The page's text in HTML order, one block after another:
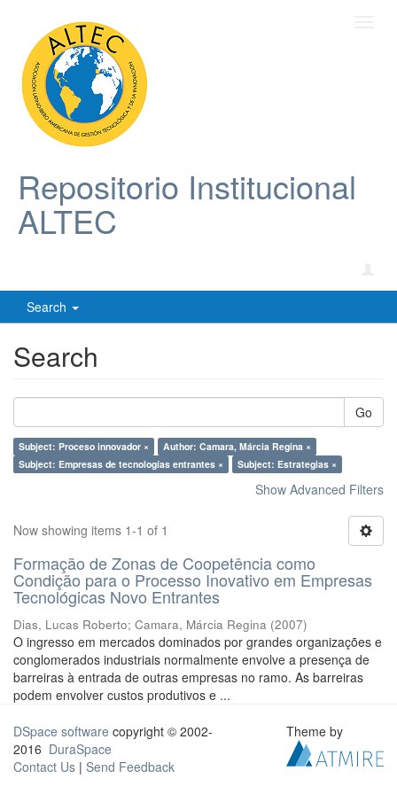
Repositorio Institucional
ALTEC
Search
Search
Go
Subject: Proceso innovador ×
Author: Camara, Márcia Regina ×
Subject: Empresas de tecnologías entrantes ×
Subject: Estrategias ×
Show Advanced Filters
Now showing items 1-1 of 1
Formação de Zonas de Coopetência como
Condição para o Processo Inovativo em Empresas
Tecnológicas Novo Entrantes
Dias, Lucas Roberto; Camara, Márcia Regina (2007)
O ingresso em mercados dominados por grandes organizações e
conglomerados industriais normalmente envolve a presença de
barreiras à entrada de outras empresas no ramo. As barreiras
podem envolver custos produtivos e ...
DSpace software copyright © 2002-
2016 DuraSpace
Contact Us | Send Feedback
Theme by